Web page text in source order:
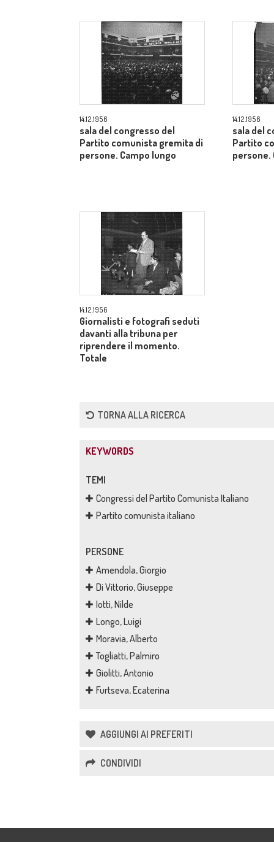
14.12.1956
sala del congresso del
Partito comunista gremita di
persone. Campo lungo
14.12.1956
sala del
Partito
persone.
14.12.1956
Giornalisti e fotografi seduti
davanti alla tribuna per
riprendere il momento.
Totale
TORNA ALLA RICERCA
KEYWORDS
TEMI
Congressi del Partito Comunista Italiano
Partito comunista italiano
PERSONE
Amendola, Giorgio
Di Vittorio, Giuseppe
Iotti, Nilde
Longo, Luigi
Moravia, Alberto
Togliatti, Palmiro
Giolitti, Antonio
Furtseva, Ecaterina
AGGIUNGI AI PREFERITI
CONDIVIDI